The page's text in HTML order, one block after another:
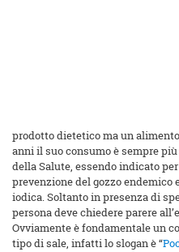
prodotto dietetico ma un
anni il suo consumo è sempre
della Salute, essendo indicato
prevenzione del gozzo endemico
iodica. Soltanto in presenza di
persona deve chiedere parere
Ovviamente è fondamentale un
tipo di sale, infatti lo slogan è “